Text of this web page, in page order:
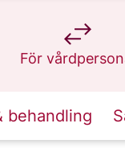
För
på 1177.se
behandling